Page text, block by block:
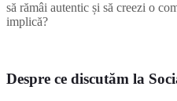
să rămâi autentic și să creezi o
implică?
Despre ce discutăm la